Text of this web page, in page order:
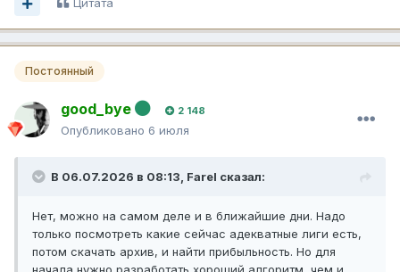
Цитата
Постоянный
good_bye 2 148
Опубликовано 6 июля
В 06.07.2026 в 08:13, Farel сказал:
Нет, можно на самом деле и в ближайшие дни. Надо
только посмотреть какие сейчас адекватные лиги есть,
потом скачать архив, и найти прибыльность. Но для